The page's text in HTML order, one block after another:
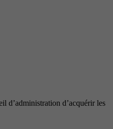
d’administration d’acquérir les